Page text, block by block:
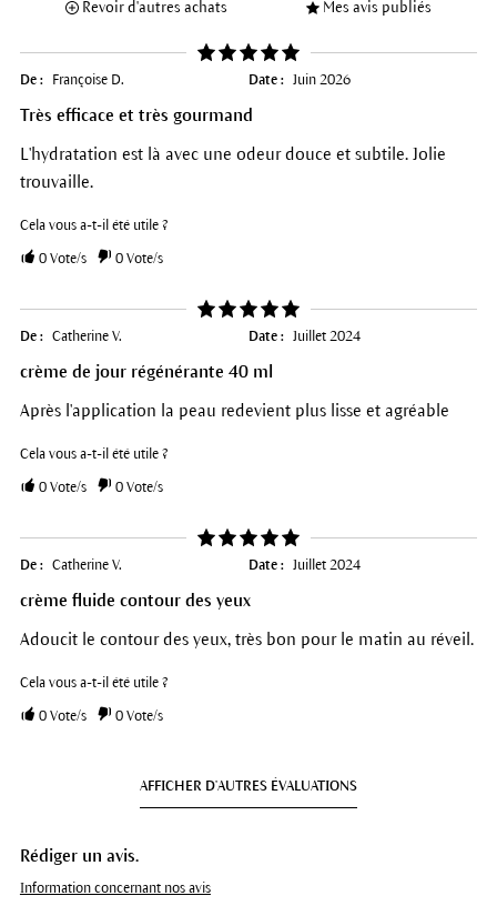
Revoir d'autres achats Mes avis publiés
De : Françoise D. Date : Juin 2026
Très efficace et très gourmand
L'hydratation est là avec une odeur douce et subtile. Jolie
trouvaille.
Cela vous a-t-il été utile ?
0Vote/s 0Vote/s
De : Catherine V. Date : Juillet 2024
crème de jour régénérante 40 ml
Après l'application la peau redevient plus lisse et agréable
Cela vous a-t-il été utile ?
0Vote/s 0Vote/s
De : Catherine V. Date : Juillet 2024
crème fluide contour des yeux
Adoucit le contour des yeux, très bon pour le matin au réveil.
Cela vous a-t-il été utile ?
0Vote/s 0Vote/s
AFFICHER D'AUTRES ÉVALUATIONS
Rédiger un avis.
Information concernant nos avis